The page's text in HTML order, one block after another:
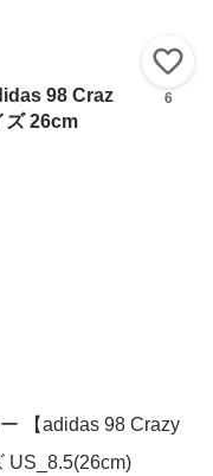
98 Craz
ズ 26cm
6
【adidas 98 Crazy
US_8.5(26cm)